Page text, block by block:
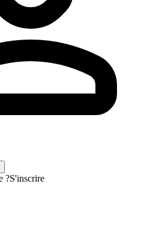
?S'inscrire